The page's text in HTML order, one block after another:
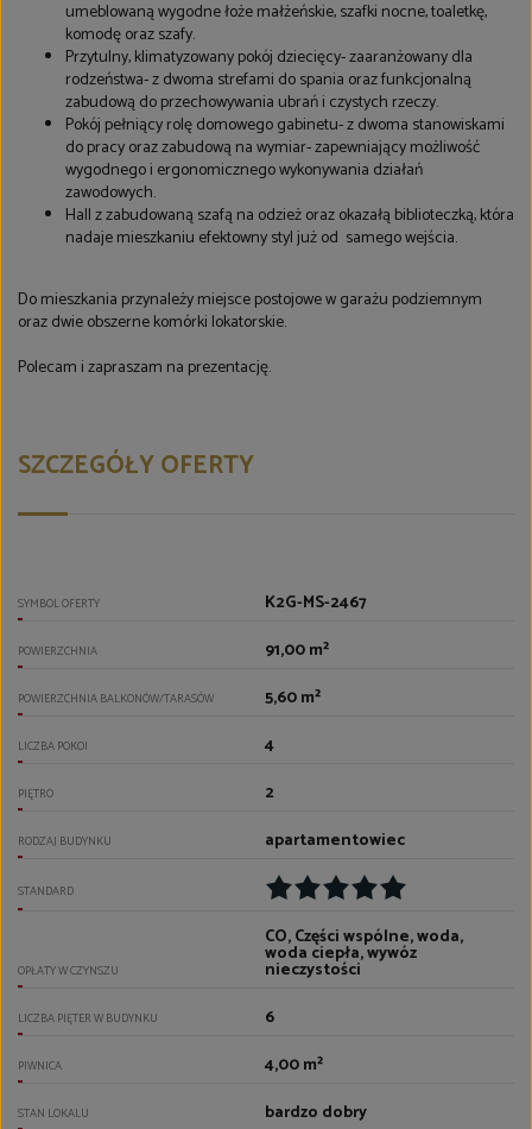
umeblowaną wygodne łoże małżeńskie, szafki nocne, toaletkę,
komodę oraz szafy.
Przytulny, klimatyzowany pokój dziecięcy- zaaranżowany dla
rodzeństwa- z dwoma strefami do spania oraz funkcjonalną
zabudową do przechowywania ubrań i czystych rzeczy.
Pokój pełniący rolę domowego gabinetu- z dwoma stanowiskami
do pracy oraz zabudową na wymiar- zapewniający możliwość
wygodnego i ergonomicznego wykonywania działań
zawodowych.
Hall z zabudowaną szafą na odzież oraz okazałą biblioteczką, która
nadaje mieszkaniu efektowny styl już od samego wejścia.
Do mieszkania przynależy miejsce postojowe w garażu podziemnym
oraz dwie obszerne komórki lokatorskie.
Polecam i zapraszam na prezentację.
SZCZEGÓŁY OFERTY
SYMBOL OFERTY K2G-MS-2467
POWIERZCHNIA 91,00 m²
POWIERZCHNIA BALKONÓW/TARASÓW 5,60 m²
LICZBA POKOI 4
PIĘTRO 2
RODZAJ BUDYNKU apartamentowiec
STANDARD
OPŁATY W CZYNSZU
CO, Części wspólne, woda,
woda ciepła, wywóz
nieczystości
LICZBA PIĘTER W BUDYNKU 6
PIWNICA 4,00 m²
STAN LOKALU bardzo dobry